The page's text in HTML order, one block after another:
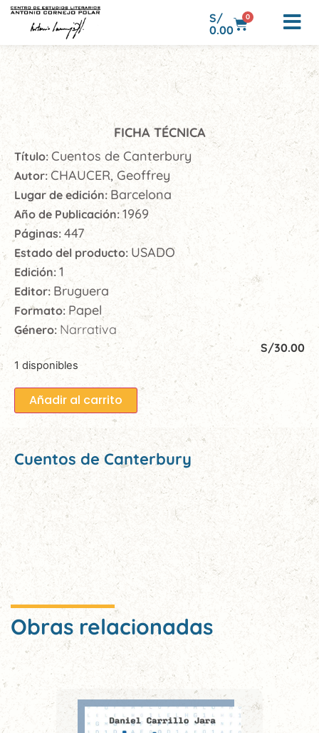
S/
0.00
0
FICHA TÉCNICA
Título: Cuentos de Canterbury
Autor: CHAUCER, Geoffrey
Lugar de edición: Barcelona
Año de Publicación:1969
Páginas: 447
Estado del producto: USADO
Edición: 1
Editor: Bruguera
Formato: Papel
Género: Narrativa
S/30.00
1 disponibles
Añadir al carrito
Cuentos de Canterbury
Obras relacionadas